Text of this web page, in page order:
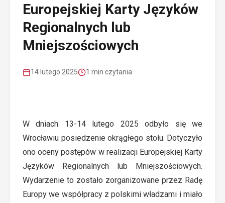
Europejskiej Karty Języków
Regionalnych lub
Mniejszościowych
14 lutego 2025 1 min czytania
W dniach 13-14 lutego 2025 odbyło się we
Wrocławiu posiedzenie okrągłego stołu. Dotyczyło
ono oceny postępów w realizacji Europejskiej Karty
Języków Regionalnych lub Mniejszościowych.
Wydarzenie to zostało zorganizowane przez Radę
Europy we współpracy z polskimi władzami i miało